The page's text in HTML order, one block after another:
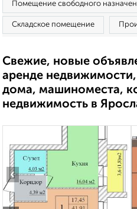
Помещение свободного
Складское помещение
Свежие, новые
аренде
дома, машиноместа,
недвижимость в
‹